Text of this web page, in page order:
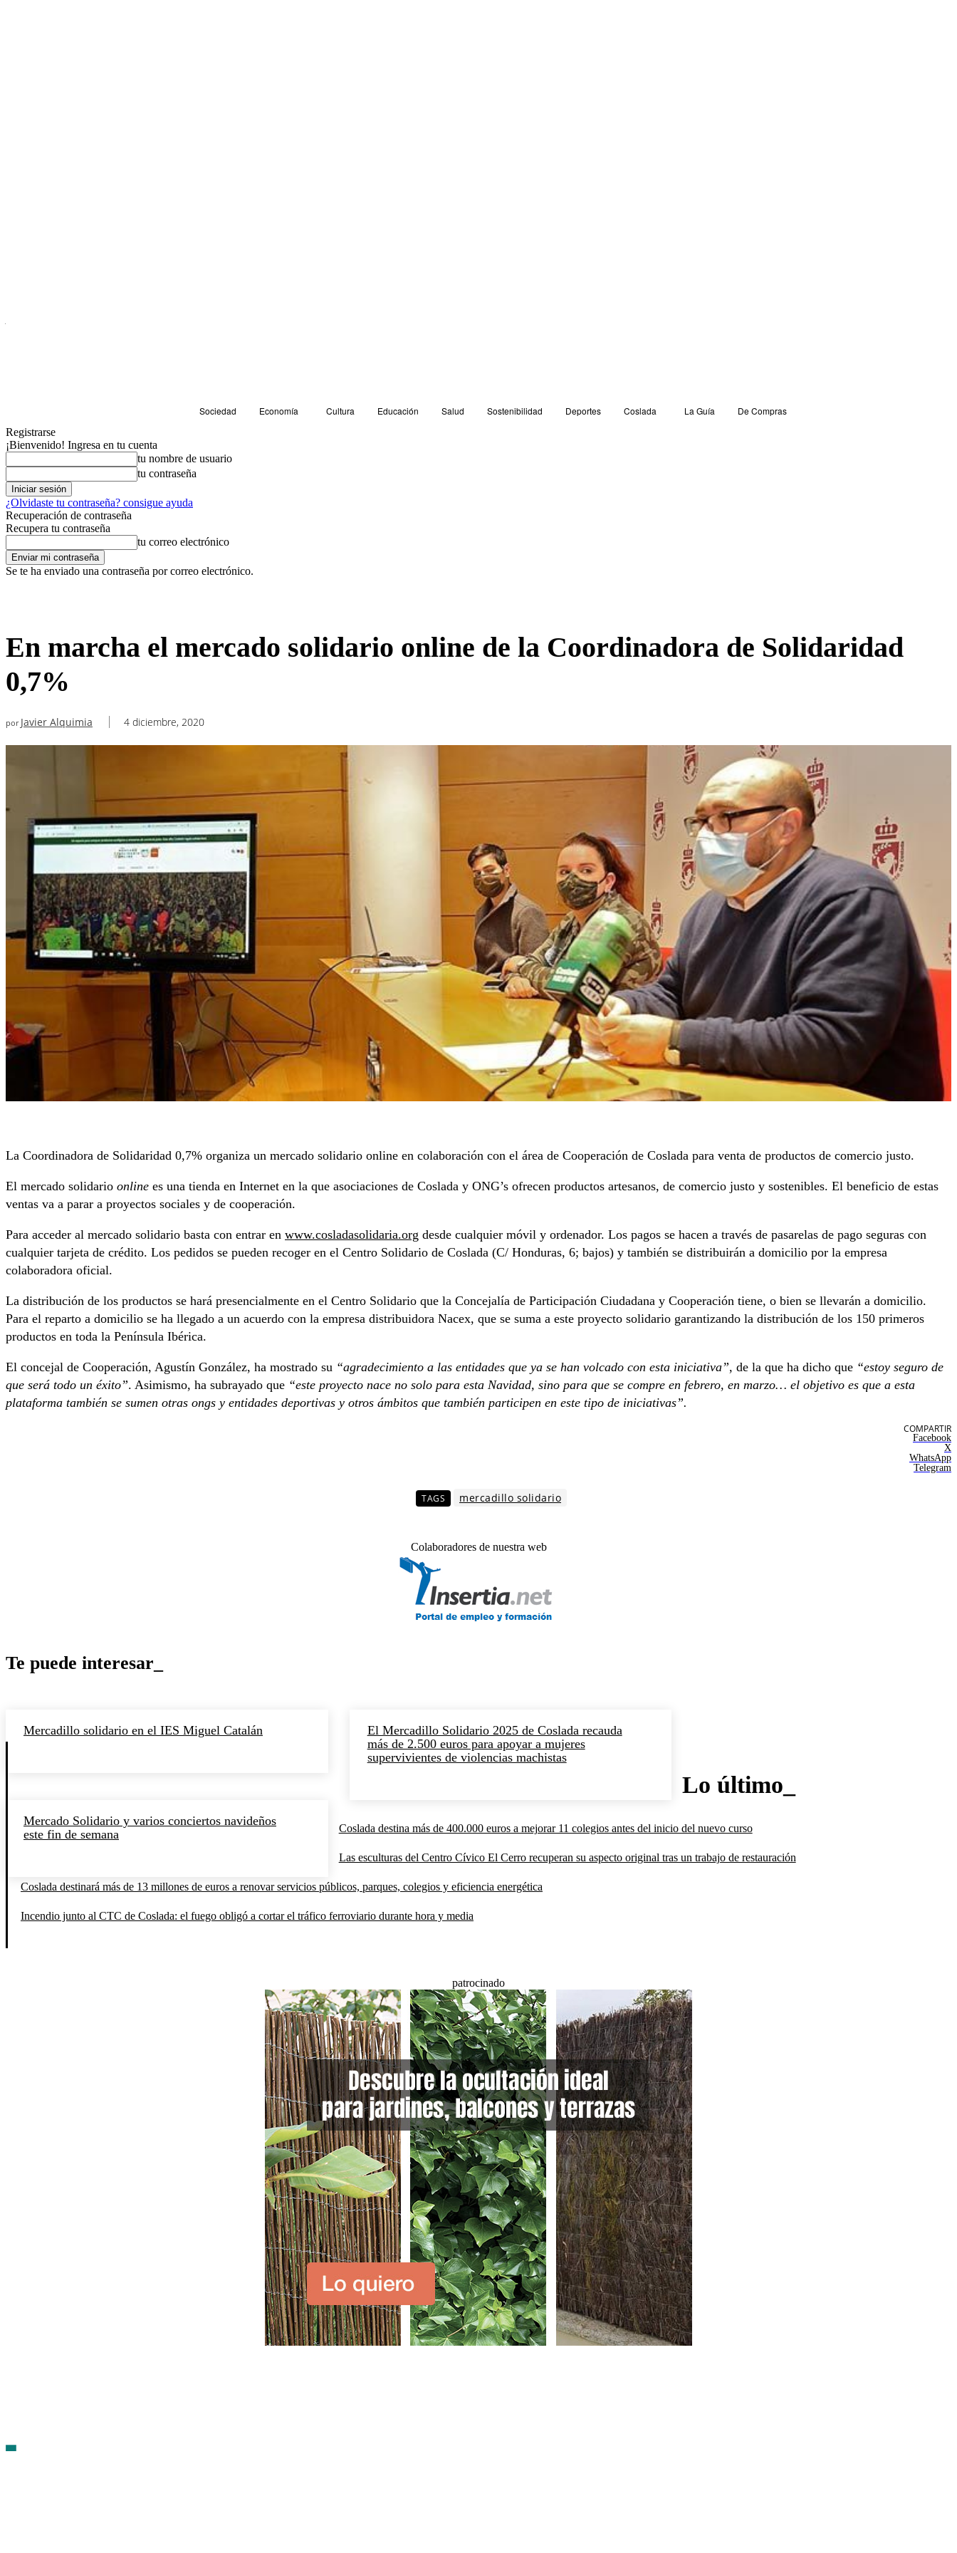
Sociedad Economía Cultura Educación Salud Sostenibilidad Deportes Coslada La Guía
De Compras
Registrarse
¡Bienvenido! Ingresa en tu cuenta
tu nombre de usuario
tu contraseña
¿Olvidaste tu contraseña? consigue ayuda
Recuperación de contraseña
Recupera tu contraseña
tu correo electrónico
Se te ha enviado una contraseña por correo electrónico.
En marcha el mercado solidario online de la Coordinadora de Solidaridad
0,7%
por Javier Alquimia 4 diciembre, 2020
La Coordinadora de Solidaridad 0,7% organiza un mercado solidario online en colaboración con el área de Cooperación de Coslada para venta de productos de comercio justo.
El mercado solidario online es una tienda en Internet en la que asociaciones de Coslada y ONG’s ofrecen productos artesanos, de comercio justo y sostenibles. El beneficio de estas
ventas va a parar a proyectos sociales y de cooperación.
Para acceder al mercado solidario basta con entrar en www.cosladasolidaria.org desde cualquier móvil y ordenador. Los pagos se hacen a través de pasarelas de pago seguras con
cualquier tarjeta de crédito. Los pedidos se pueden recoger en el Centro Solidario de Coslada (C/ Honduras, 6; bajos) y también se distribuirán a domicilio por la empresa
colaboradora oficial.
La distribución de los productos se hará presencialmente en el Centro Solidario que la Concejalía de Participación Ciudadana y Cooperación tiene, o bien se llevarán a domicilio.
Para el reparto a domicilio se ha llegado a un acuerdo con la empresa distribuidora Nacex, que se suma a este proyecto solidario garantizando la distribución de los 150 primeros
productos en toda la Península Ibérica.
El concejal de Cooperación, Agustín González, ha mostrado su “agradecimiento a las entidades que ya se han volcado con esta iniciativa”, de la que ha dicho que “estoy seguro de
que será todo un éxito”. Asimismo, ha subrayado que “este proyecto nace no solo para esta Navidad, sino para que se compre en febrero, en marzo… el objetivo es que a esta
plataforma también se sumen otras ongs y entidades deportivas y otros ámbitos que también participen en este tipo de iniciativas”.
COMPARTIR
Facebook
X
WhatsApp
Telegram
TAGS mercadillo solidario
Colaboradores de nuestra web
Te puede interesar_
Mercadillo solidario en el IES Miguel Catalán
El Mercadillo Solidario 2025 de Coslada recauda
más de 2.500 euros para apoyar a mujeres
supervivientes de violencias machistas
Mercado Solidario y varios conciertos navideños
este fin de semana
Lo último_
Coslada destina más de 400.000 euros a mejorar 11 colegios antes del inicio del nuevo curso
Las esculturas del Centro Cívico El Cerro recuperan su aspecto original tras un trabajo de restauración
Coslada destinará más de 13 millones de euros a renovar servicios públicos, parques, colegios y eficiencia energética
Incendio junto al CTC de Coslada: el fuego obligó a cortar el tráfico ferroviario durante hora y media
patrocinado